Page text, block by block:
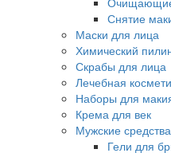
Снятие
Маски для лица
Химический
Скрабы для лица
Лечебная
Наборы для
Крема для век
Мужские
Гели для